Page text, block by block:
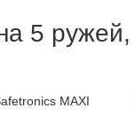
5
MAXI